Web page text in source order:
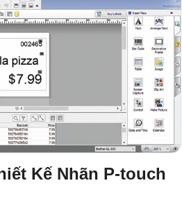
Kế Nhãn P-touch